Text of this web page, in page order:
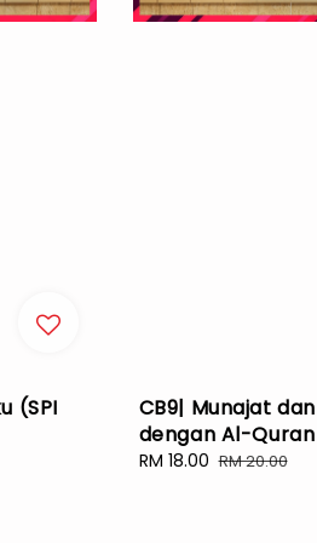
(SPI
CB9| Munajat
dengan Al-Quran
Sale
RM 18.00 Regular
RM 20.00